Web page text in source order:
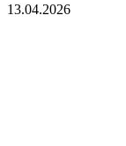
13.04.2026